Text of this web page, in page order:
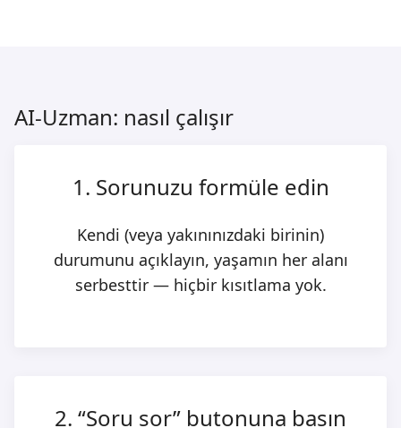
AI-Uzman: nasıl çalışır
1. Sorunuzu formüle edin
Kendi (veya yakınınızdaki birinin)
durumunu açıklayın, yaşamın her alanı
serbesttir — hiçbir kısıtlama yok.
2. “Soru sor” butonuna basın